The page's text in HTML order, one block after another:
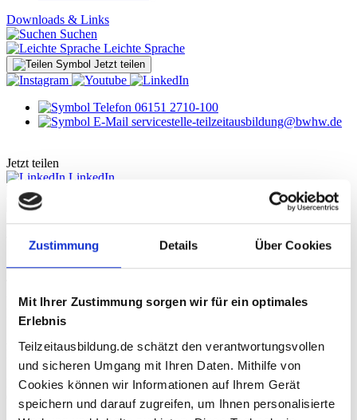
Zustimmung Details Über Cookies
Mit Ihrer Zustimmung sorgen wir für ein optimales
Erlebnis
Teilzeitausbildung.de schätzt den verantwortungsvollen
und sicheren Umgang mit Ihren Daten. Mithilfe von
Cookies können wir Informationen auf Ihrem Gerät
speichern und darauf zugreifen, um Ihnen personalisierte
Downloads & Links
Suchen
Leichte Sprache
Jetzt teilen
06151 2710-100
servicestelle-teilzeitausbildung@bwhw.de
Jetzt teilen
LinkedIn
Veranstaltungen
unterstützt? Hier finden Sie aktuelle Veranstaltungen, Aktionen oder
Messen zum Thema Teilzeitausbildung.
August 2026
18.
Fachkräfte gewinnen – Ausbildungsabbrüche vermeiden
Online